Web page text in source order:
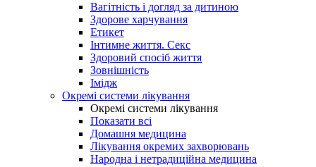
Вагітність і догляд за дитиною
Здорове харчування
Етикет
Інтимне життя. Секс
Здоровий спосіб життя
Зовнішність
Імідж
Окремі системи лікування
Окремі системи лікування
Показати всі
Домашня медицина
Лікування окремих захворювань
Народна і нетрадиційна медицина